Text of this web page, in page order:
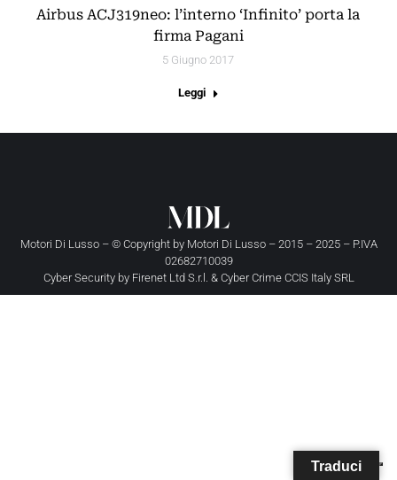
Airbus ACJ319neo: l’interno ‘Infinito’ porta la
firma Pagani
5 Giugno 2017
Leggi
Motori Di Lusso – © Copyright by Motori Di Lusso– 2015 – 2025 – P.IVA
02682710039
Cyber Security by Firenet Ltd S.r.l. & Cyber Crime CCIS Italy SRL
Traduci